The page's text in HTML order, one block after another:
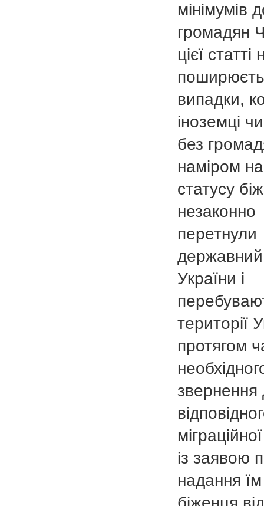
мінімумів
громадян
цієї статті
випадки,
іноземці
без
наміром
статусу
незаконно
перетнули
України і
території
протягом
звернення
із заявою
надання